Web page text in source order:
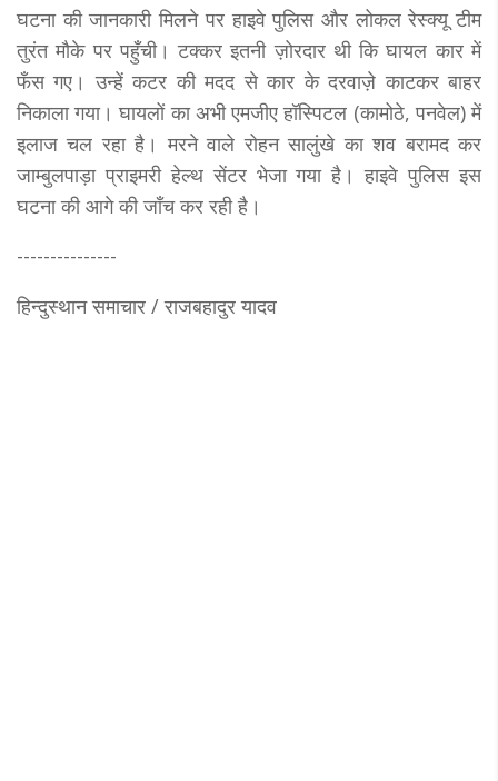
घटना की जानकारी मिलने पर हाइवे पुलिस और लोकल रेस्क्यू टीम
तुरंत मौके पर पहुँची। टक्कर इतनी ज़ोरदार थी कि घायल कार में
फँस गए। उन्हें कटर की मदद से कार के दरवाज़े काटकर बाहर
निकाला गया। घायलों का अभी एमजीए हॉस्पिटल (कामोठे, पनवेल) में
इलाज चल रहा है। मरने वाले रोहन सालुंखे का शव बरामद कर
जाम्बुलपाड़ा प्राइमरी हेल्थ सेंटर भेजा गया है। हाइवे पुलिस इस
घटना की आगे की जाँच कर रही है।
---------------
हिन्दुस्थान समाचार / राजबहादुर यादव